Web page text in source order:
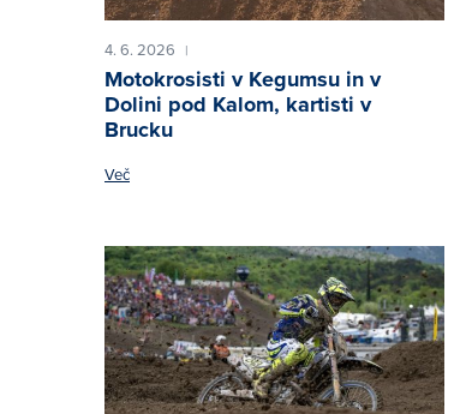
4. 6. 2026 |
Motokrosisti v Kegumsu in v
Dolini pod Kalom, kartisti v
Brucku
Več